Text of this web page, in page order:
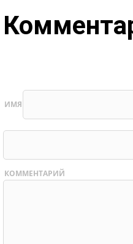
ИМЯ
КОММЕНТАРИЙ